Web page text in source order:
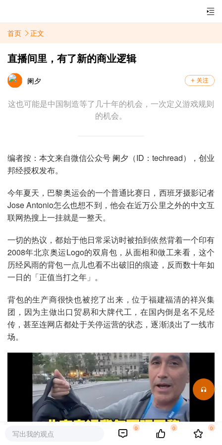
首页 正文
直播间里，有了新的商业逻辑
阑夕
这也可能是中国制造等了几十年的机会，一次定义游戏规则
的机会。
编者按：本文来自微信公众号 阑夕（ID：techread），创业
邦经授权发布。
今年夏天，巴黎奥运会的一个普通比赛日，西班牙摄影记者
Jose Antonio怎么也想不到，他会在近万公里之外的中文互
联网热搜上一挂就是一整天。
一切的热议，都始于他日常采访时被拍到依然背着一个印有
2008年北京奥运Logo的双肩包，从面相和做工来看，这个
历经风雨的背包一点儿也看不出破旧的痕迹，反而数十年如
一日的「正值当打之年」。
背包的生产商很快也被挖了出来，位于福建福清的祥兴集
团，因为主做出口贸易和大牌代工，在国内倒是名不见经
传，甚至连网店都处于关停运营的状态，逐渐淡出了一线市
场。
写出我的观点
0 0 0